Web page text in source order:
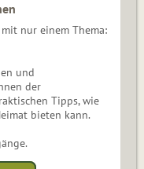
mit nur einem Thema:
und
der
Tipps, wie
bieten kann.